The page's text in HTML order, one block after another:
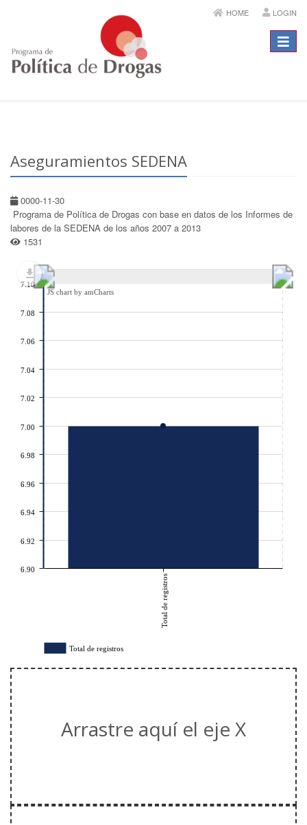
HOME LOGIN
Menú
Aseguramientos SEDENA
0000-11-30
Programa de Política de Drogas con base en datos de los Informes de
labores de la SEDENA de los años 2007 a 2013
1531
Total de registros
6.90
6.92
6.94
6.96
6.98
7.00
7.02
7.04
7.06
7.08
7.10
JS chart by amCharts
Total de registros
Arrastre aquí el eje X